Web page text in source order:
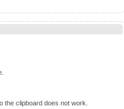
the clipboard does not work.